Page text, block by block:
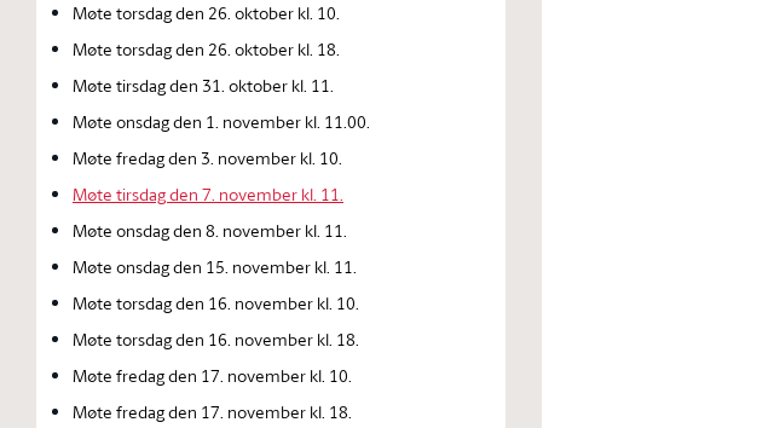
Møte torsdag den 26. oktober kl. 10.
Møte torsdag den 26. oktober kl. 18.
Møte tirsdag den 31. oktober kl. 11.
Møte onsdag den 1. november kl. 11.00.
Møte fredag den 3. november kl. 10.
Møte tirsdag den 7. november kl. 11.
Møte onsdag den 8. november kl. 11.
Møte onsdag den 15. november kl. 11.
Møte torsdag den 16. november kl. 10.
Møte torsdag den 16. november kl. 18.
Møte fredag den 17. november kl. 10.
Møte fredag den 17. november kl. 18.